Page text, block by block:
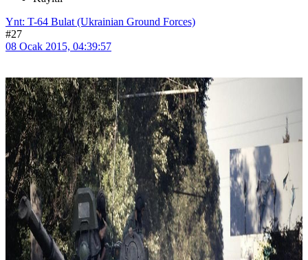
Ynt: T-64 Bulat (Ukrainian Ground Forces)
#27
08 Ocak 2015, 04:39:57